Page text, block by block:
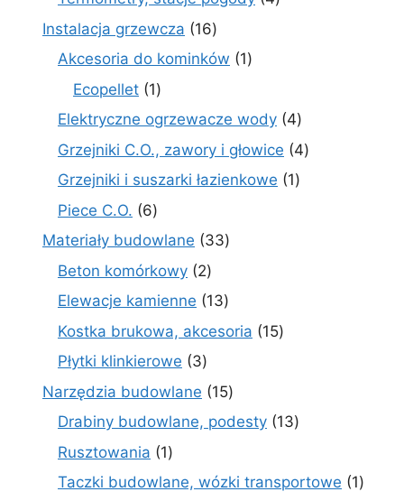
Instalacja grzewcza 1616
produktów
Akcesoria do kominków 11
Ecopellet 11
Elektryczne ogrzewacze wody 44
produkty
Grzejniki C.O., zawory i głowice 44
Grzejniki i suszarki łazienkowe 11
Piece C.O. 66
produktów
Materiały budowlane 3333
Beton komórkowy 22
produkty
Elewacje kamienne 1313
produktów
Kostka brukowa, akcesoria 1515
Płytki klinkierowe 33
produkty
Narzędzia budowlane 1515
produktów
Drabiny budowlane, podesty 1313
Rusztowania 11
produkt
Taczki budowlane, wózki transportowe 11